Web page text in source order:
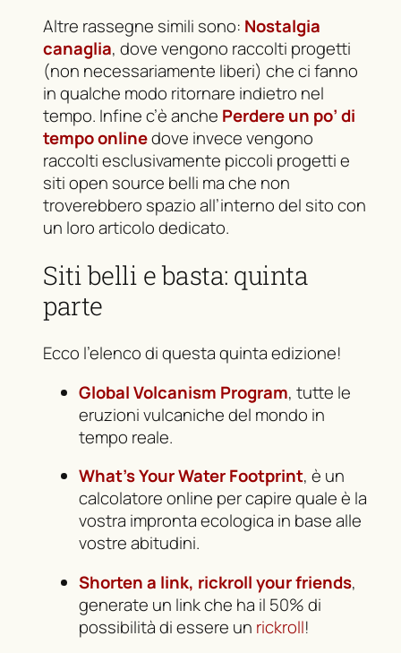
Altre rassegne simili sono: Nostalgia
canaglia, dove vengono raccolti progetti
(non necessariamente liberi) che ci fanno
in qualche modo ritornare indietro nel
tempo. Infine c’è anche Perdere un po’ di
tempo onlinedove invece vengono
raccolti esclusivamente piccoli progetti e
siti open source belli ma che non
troverebbero spazio all’interno del sito con
un loro articolo dedicato.
Siti belli e basta: quinta
parte
Ecco l’elenco di questa quinta edizione!
Global Volcanism Program, tutte le
eruzioni vulcaniche del mondo in
tempo reale.
What’s Your Water Footprint, è un
calcolatore online per capire quale è la
vostra impronta ecologica in base alle
vostre abitudini.
Shorten a link, rickroll your friends,
generate un link che ha il 50% di
possibilità di essere un rickroll!